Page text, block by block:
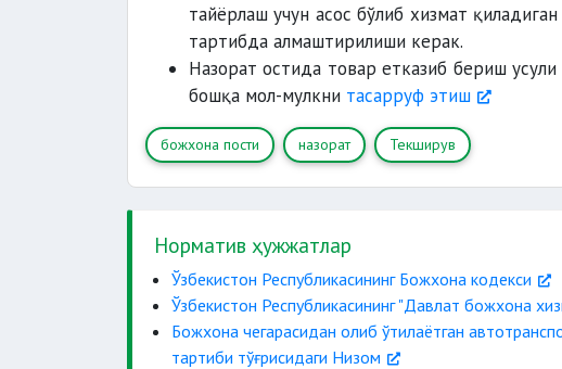
тайёрлаш учун асос бўлиб хизмат
тартибда алмаштирилиши керак.
Назорат остида товар етказиб бериш
бошқа мол-мулкни тасарруф этиш
божхона пости назорат Текширув
Норматив ҳужжатлар
Ўзбекистон Республикасининг Божхона кодекси
Ўзбекистон Республикасининг "Давлат божхона
Божхона чегарасидан олиб ўтилаётган
тартиби тўғрисидаги Низом